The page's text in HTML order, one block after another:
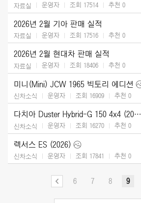
자료실 운영자 조회 17514 추천 0
2026년 2월 기아 판매 실적
자료실 운영자 조회 17516 추천 0
2026년 2월 현대차 판매 실적
자료실 운영자 조회 18406 추천 0
미니(Mini) JCW 1965 빅토리 에디션
신차소식 운영자 조회 16909 추천 0
다치아 Duster Hybrid-G 150 4x4 (2026)
신차소식 운영자 조회 16270 추천 0
렉서스 ES (2026)
신차소식 운영자 조회 17841 추천 0
6 7 8 9